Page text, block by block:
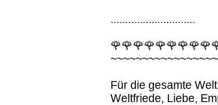
.............................
Für die gesamte
Weltfriede, Liebe,